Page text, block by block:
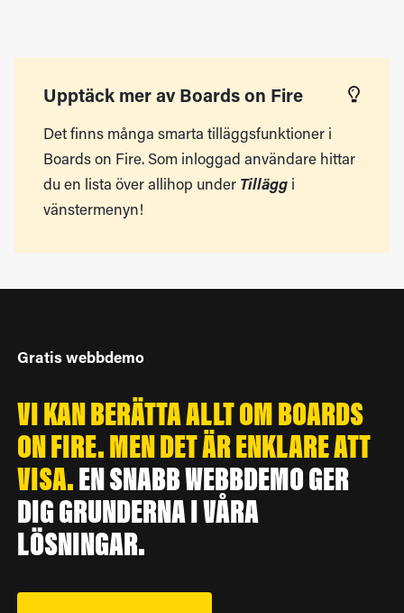
Upptäck mer av Boards on Fire
Det finns många smarta tilläggsfunktioner i
Boards on Fire. Som inloggad användare hittar
du en lista över allihop under Tillägg i
vänstermenyn!
Gratis webbdemo
VI KAN BERÄTTA ALLT OM BOARDS
ON FIRE. MEN DET ÄR ENKLARE ATT
VISA.EN SNABB WEBBDEMO GER
DIG GRUNDERNA I VÅRA
LÖSNINGAR.